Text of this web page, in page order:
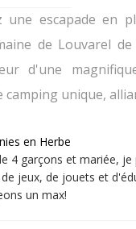
une escapade en
de Louvarel
d'une
camping unique,
en Herbe
4 garçons et mariée,
jeux, de jouets et
un max!